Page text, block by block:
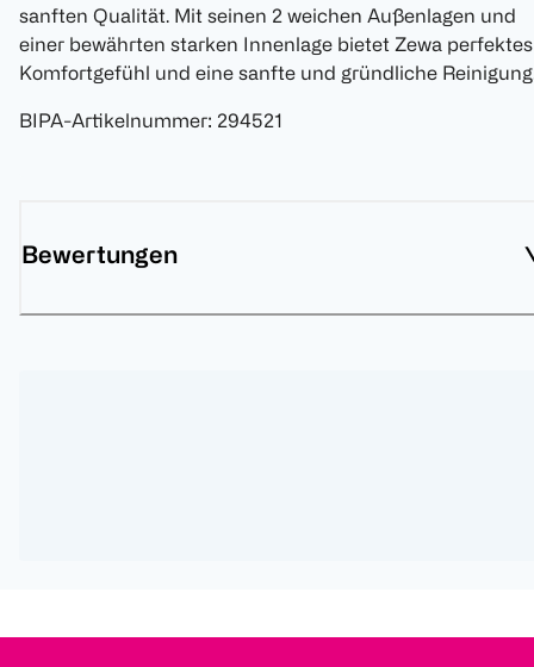
sanften Qualität. Mit seinen 2 weichen Außenlagen und
einer bewährten starken Innenlage bietet Zewa perfektes
Komfortgefühl und eine sanfte und gründliche
BIPA-Artikelnummer: 294521
Bewertungen